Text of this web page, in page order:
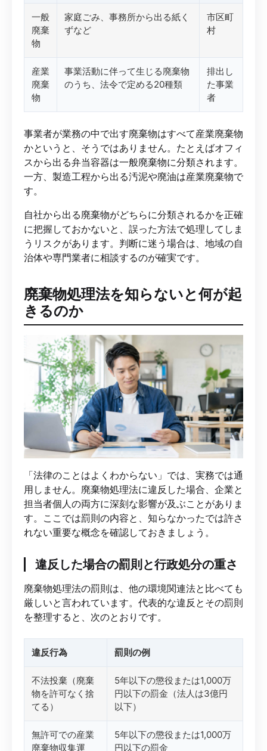
一般
廃棄
物
家庭ごみ、事務所から出る紙く
ずなど
市区町
村
産業
廃棄
物
事業活動に伴って生じる廃棄物
のうち、法令で定める20種類
排出し
た事業
者
事業者が業務の中で出す廃棄物はすべて産業廃棄物
かというと、そうではありません。たとえばオフィ
スから出る弁当容器は一般廃棄物に分類されます。
一方、製造工程から出る汚泥や廃油は産業廃棄物で
す。
自社から出る廃棄物がどちらに分類されるかを正確
に把握しておかないと、誤った方法で処理してしま
うリスクがあります。判断に迷う場合は、地域の自
治体や専門業者に相談するのが確実です。
廃棄物処理法を知らないと何が起
きるのか
「法律のことはよくわからない」では、実務では通
用しません。廃棄物処理法に違反した場合、企業と
担当者個人の両方に深刻な影響が及ぶことがありま
す。ここでは罰則の内容と、知らなかったでは許さ
れない重要な概念を確認しておきましょう。
違反した場合の罰則と行政処分の重さ
廃棄物処理法の罰則は、他の環境関連法と比べても
厳しいと言われています。代表的な違反とその罰則
を整理すると、次のとおりです。
違反行為 罰則の例
不法投棄（廃棄
物を許可なく捨
てる）
5年以下の懲役または1,000万
円以下の罰金（法人は3億円
以下）
無許可での産業
廃棄物収集運
5年以下の懲役または1,000万
円以下の罰金